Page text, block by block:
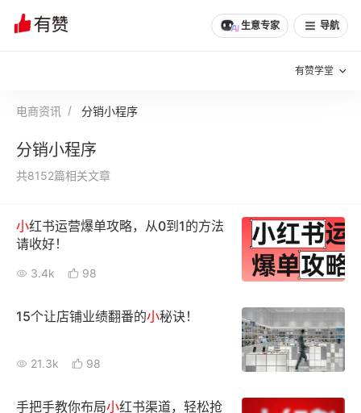
生意专家 导航
有赞学堂
私域日历
有赞成功案例 新零售最佳实践
面对面聊增长
有赞春季发布会 实干家直播间
电商资讯 分销小程序
分销小程序
共8152篇相关文章
小红书运营爆单攻略，从0到1的方法
请收好！
3.4k 98
15个让店铺业绩翻番的小秘诀！
21.3k 98
手把手教你布局小红书渠道，轻松抢